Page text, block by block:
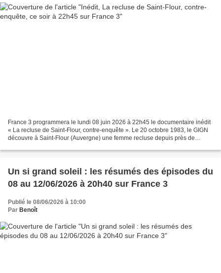
France 3 programmera le lundi 08 juin 2026 à 22h45 le documentaire inédit
« La recluse de Saint-Flour, contre-enquête ». Le 20 octobre 1983, le GIGN
découvre à Saint-Flour (Auvergne) une femme recluse depuis près de
Un si grand soleil : les résumés des épisodes du
08 au 12/06/2026 à 20h40 sur France 3
Publié le 08/06/2026 à 10:00
Par Benoît